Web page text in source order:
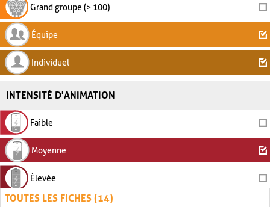
Grand groupe (> 100)
Équipe
Individuel
INTENSITÉ D'ANIMATION
Faible
Moyenne
Élevée
TOUTES LES FICHES (14)